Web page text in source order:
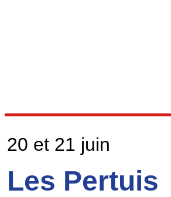
20 et 21 juin
Les Pertuis